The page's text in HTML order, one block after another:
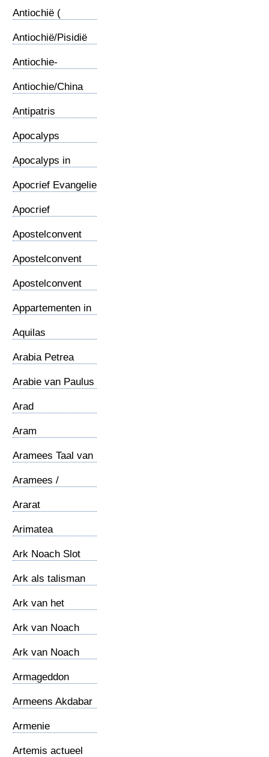
Antiochië (
Antiochië/Pisidië
Antiochie-
Antiochie/China
Antipatris
Apocalyps
Apocalyps in
Apocrief Evangelie
Apocrief
Apostelconvent
Apostelconvent
Apostelconvent
Appartementen in
Aquilas
Arabia Petrea
Arabie van Paulus
Arad
Aram
Aramees Taal van
Aramees /
Ararat
Arimatea
Ark Noach Slot
Ark als talisman
Ark van het
Ark van Noach
Ark van Noach
Armageddon
Armeens Akdabar
Armenie
Artemis actueel